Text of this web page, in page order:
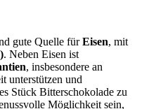
gute Quelle fürEisen, mit
. Neben Eisen ist
, insbesondere an
unterstützen und
Stück Bitterschokolade zu
Möglichkeit sein,